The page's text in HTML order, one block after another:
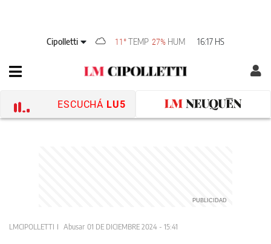
Cipolletti 11° TEMP 27% HUM 16:17 HS
ESCUCHÁ LU5
LMCIPOLLETTI Abusar 01 DE DICIEMBRE 2024 - 15:41